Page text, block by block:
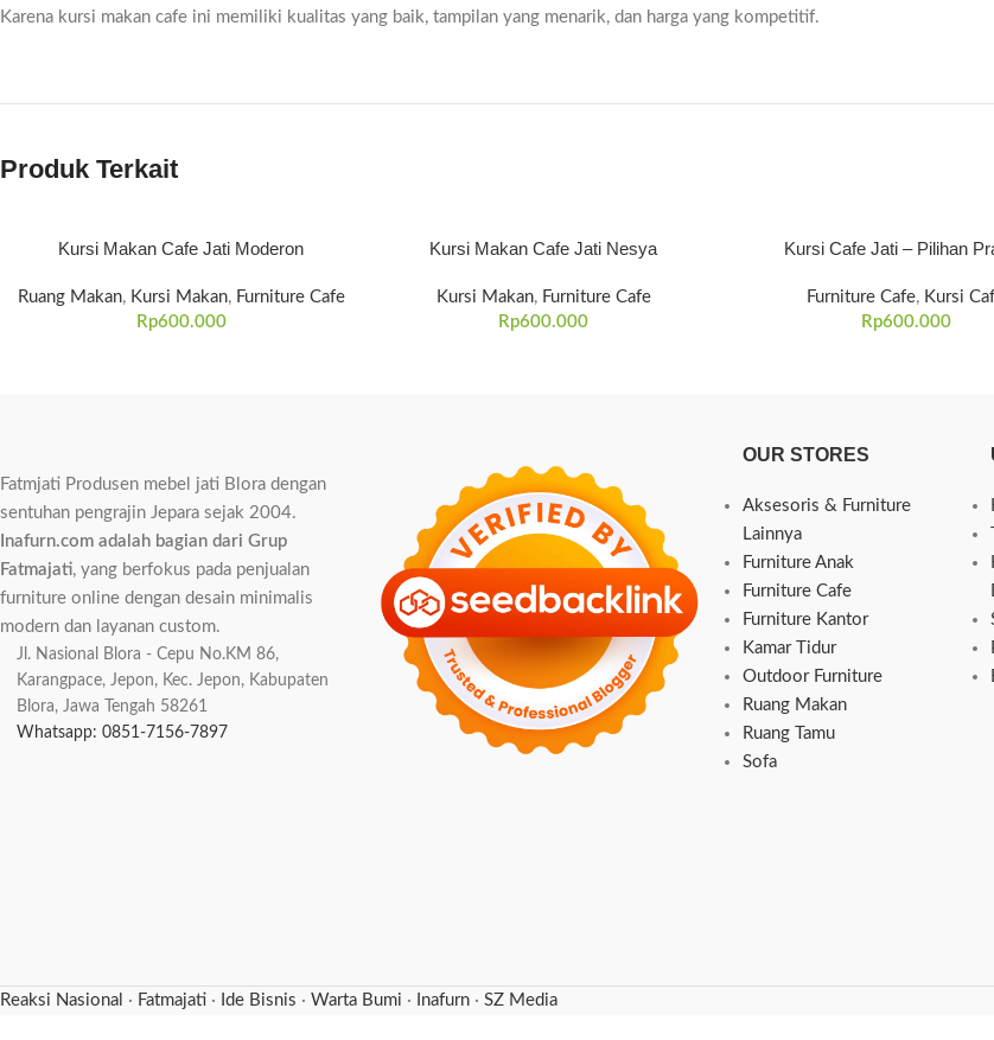
Karena kursi makan cafe ini memiliki kualitas yang baik, tampilan yang menarik, dan harga yang kompetitif.
Produk Terkait
Kursi Makan Cafe Jati Moderon
Ruang Makan, Kursi Makan, Furniture Cafe
Rp600.000
Kursi Makan Cafe Jati Nesya
Kursi Makan, Furniture Cafe
Rp600.000
Kursi Cafe Jati – Pilihan
Furniture Cafe, Kursi
Rp600.000
Fatmjati Produsen mebel jati Blora dengan
sentuhan pengrajin Jepara sejak 2004.
Inafurn.com adalah bagian dari Grup
Fatmajati, yang berfokus pada penjualan
furniture online dengan desain minimalis
modern dan layanan custom.
Jl. Nasional Blora - Cepu No.KM 86,
Karangpace, Jepon, Kec. Jepon, Kabupaten
Blora, Jawa Tengah 58261
Whatsapp: 0851-7156-7897
OUR STORES
Aksesoris & Furniture
Lainnya
Furniture Anak
Furniture Cafe
Furniture Kantor
Kamar Tidur
Outdoor Furniture
Ruang Makan
Ruang Tamu
Sofa
Reaksi Nasional · Fatmajati · Ide Bisnis · Warta Bumi · Inafurn · SZ Media